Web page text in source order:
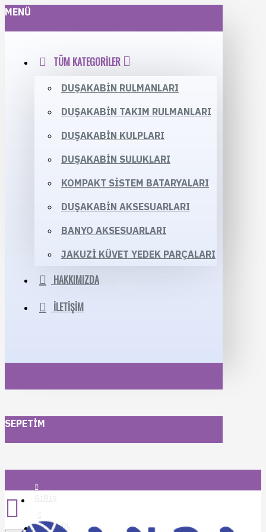
MENÜ
TÜM KATEGORILER
DUŞAKABIN RULMANLARI
DUŞAKABIN TAKIM RULMANLARI
DUŞAKABIN KULPLARI
DUŞAKABIN SULUKLARI
KOMPAKT SISTEM BATARYALARI
DUŞAKABIN AKSESUARLARI
BANYO AKSESUARLARI
JAKUZI KÜVET YEDEK PARÇALARI
HAKKIMIZDA
İLETIŞIM
SEPETIM
KAYIT OL